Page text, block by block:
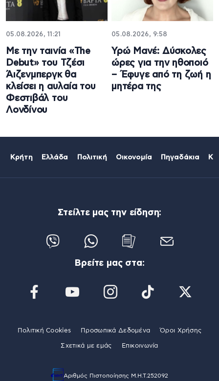
05.08.2026, 11:21
Με την ταινία «The
Debut» του Τζέσι
Άιζενμπεργκ θα
κλείσει η αυλαία του
Φεστιβάλ του
Λονδίνου
05.08.2026, 9:58
Υρώ Μανέ: Δύσκολες
ώρες για την ηθοποιό
– Έφυγε από τη ζωή η
μητέρα της
Κρήτη Ελλάδα Πολιτική Οικονομία Πηγαδάκια
Στείλτε μας την είδηση:
Βρείτε μας στα:
Πολιτική Cookies Προσωπικά Δεδομένα Όροι Χρήσης
Σχετικά με εμάς Επικοινωνία
Αριθμός Πιστοποίησης Μ.Η.Τ.252092